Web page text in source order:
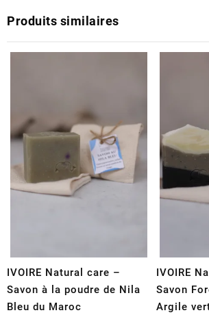
Produits similaires
IVOIRE Natural care –
Savon à la poudre de Nila
Bleu du Maroc
IVOIRE
Savon
Argile